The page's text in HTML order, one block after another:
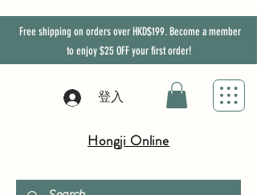
Free shipping on orders over HKD$199. Become a member
to enjoy$25 OFFyour first order!
登入
Hongji Online